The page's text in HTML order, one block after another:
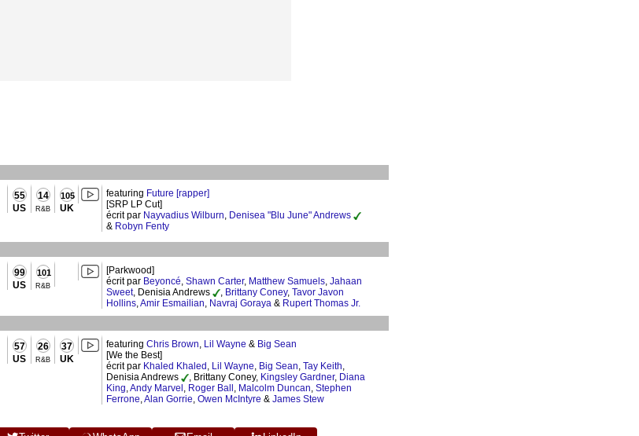
55
US
14
R&B
105
UK
featuring Future [rapper]
[SRP LP Cut]
écrit par Nayvadius Wilburn, Denisea "Blu June" Andrews
& Robyn Fenty
99
US
101
R&B
[Parkwood]
écrit par Beyoncé, Shawn Carter, Matthew Samuels, Jahaan
Sweet, Denisia Andrews , Brittany Coney, Tavor Javon
Hollins,Amir Esmailian, Navraj Goraya & Rupert Thomas Jr.
57
US
26
R&B
37
UK
featuring Chris Brown, Lil Wayne & Big Sean
[We the Best]
écrit par Khaled Khaled, Lil Wayne, Big Sean, Tay Keith,
Denisia Andrews
, Brittany Coney, Kingsley Gardner, Diana
King,Andy Marvel, Roger Ball, Malcolm Duncan, Stephen
Ferrone,Alan Gorrie, Owen McIntyre & James Stew